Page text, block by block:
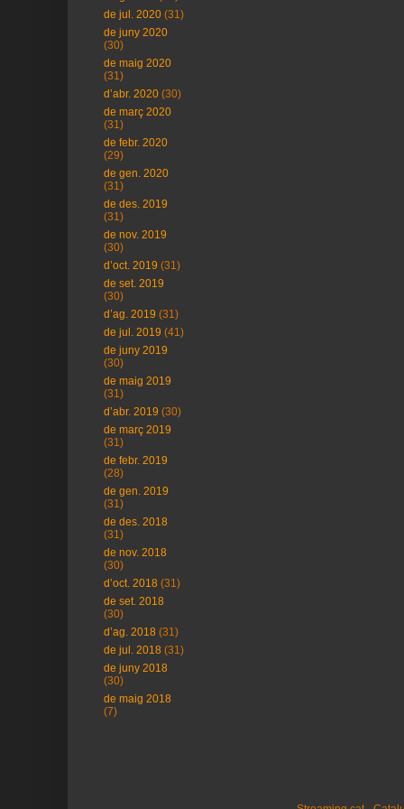
de jul. 2020 (31)
de juny 2020
(30)
de maig 2020
(31)
d’abr. 2020 (30)
de març 2020
(31)
de febr. 2020
(29)
de gen. 2020
(31)
de des. 2019
(31)
de nov. 2019
(30)
d’oct. 2019 (31)
de set. 2019
(30)
d’ag. 2019 (31)
de jul. 2019 (41)
de juny 2019
(30)
de maig 2019
(31)
d’abr. 2019 (30)
de març 2019
(31)
de febr. 2019
(28)
de gen. 2019
(31)
de des. 2018
(31)
de nov. 2018
(30)
d’oct. 2018 (31)
de set. 2018
(30)
d’ag. 2018 (31)
de jul. 2018 (31)
de juny 2018
(30)
de maig 2018
(7)